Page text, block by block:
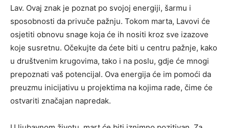
Lav. Ovaj znak je poznat po svojoj energiji, šarmu i
sposobnosti da privuče pažnju. Tokom marta, Lavovi će
osjetiti obnovu snage koja će ih nositi kroz sve izazove
koje susretnu. Očekujte da ćete biti u centru pažnje, kako
u društvenim krugovima, tako i na poslu, gdje će mnogi
prepoznati vaš potencijal. Ova energija će im pomoći da
preuzmu inicijativu u projektima na kojima rade, čime će
ostvariti značajan napredak.